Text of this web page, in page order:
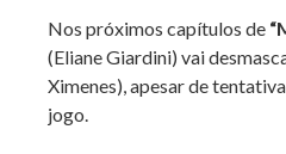
Nos próximos capítulos de
(Eliane Giardini) vai
Ximenes), apesar de
jogo.